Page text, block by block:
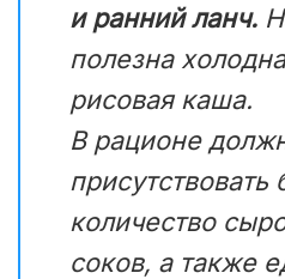
и ранний ланч.
полезна
рисовая каша.
В рационе
количество
соков, а также